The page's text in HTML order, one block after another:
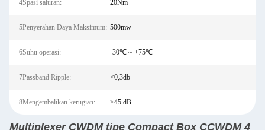
4Spasi saluran: 20Nm
5Penyerahan Daya Maksimum: 500mw
6Suhu operasi: -30℃ ~ +75℃
7Passband Ripple: <0,3db
8Mengembalikan kerugian: >45 dB
Multiplexer CWDM tipe Compact Box CCWDM 4